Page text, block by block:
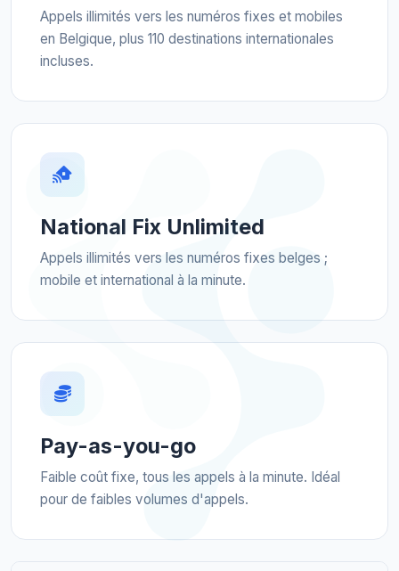
Appels illimités vers les numéros fixes et mobiles
en Belgique, plus 110 destinations internationales
incluses.
National Fix Unlimited
Appels illimités vers les numéros fixes belges ;
mobile et international à la minute.
Pay-as-you-go
Faible coût fixe, tous les appels à la minute. Idéal
pour de faibles volumes d'appels.